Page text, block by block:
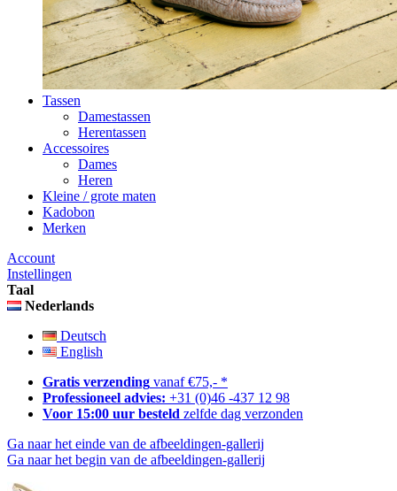
Tassen
Damestassen
Herentassen
Accessoires
Dames
Heren
Kleine / grote maten
Kadobon
Merken
Account
Instellingen
Taal
Nederlands
Deutsch
English
Gratis verzending vanaf €75,- *
Professioneel advies: +31 (0)46 -437 12 98
Voor 15:00 uur besteld zelfde dag verzonden
Ga naar het einde van de afbeeldingen-gallerij
Ga naar het begin van de afbeeldingen-gallerij